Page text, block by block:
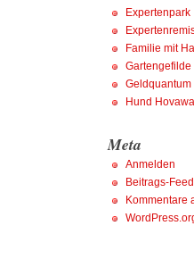
Expertenpark
Familie mit
Gartengefilde
Geldquantum
Hund
Meta
Anmelden
Beitrags-
Kommentare